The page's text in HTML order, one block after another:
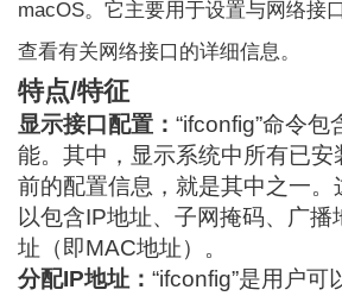
macOS。它主要用于设置与网络接
查看有关网络接口的详细信息。
特点/特征
显示接口配置：“ifconfig”命令
能。其中，显示系统中所有已安
前的配置信息，就是其中之一。
以包含IP地址、子网掩码、广播
址（即MAC地址）。
分配IP地址：“ifconfig”是用户可